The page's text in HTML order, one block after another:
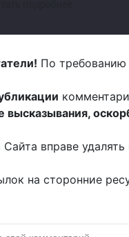
По требованию
высказывания,
вправе
на сторонние